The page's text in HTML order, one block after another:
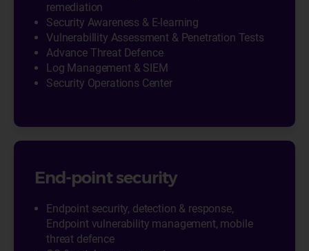
remediation
Security Awareness & E-learning
Vulnerabillity Assessment & Penetration Tests
Advance Threat Defence
Log Management & SIEM
Security Operations Center
End-point security
Endpoint security, detection & response,
Endpoint vulnerability management, mobile
threat defence